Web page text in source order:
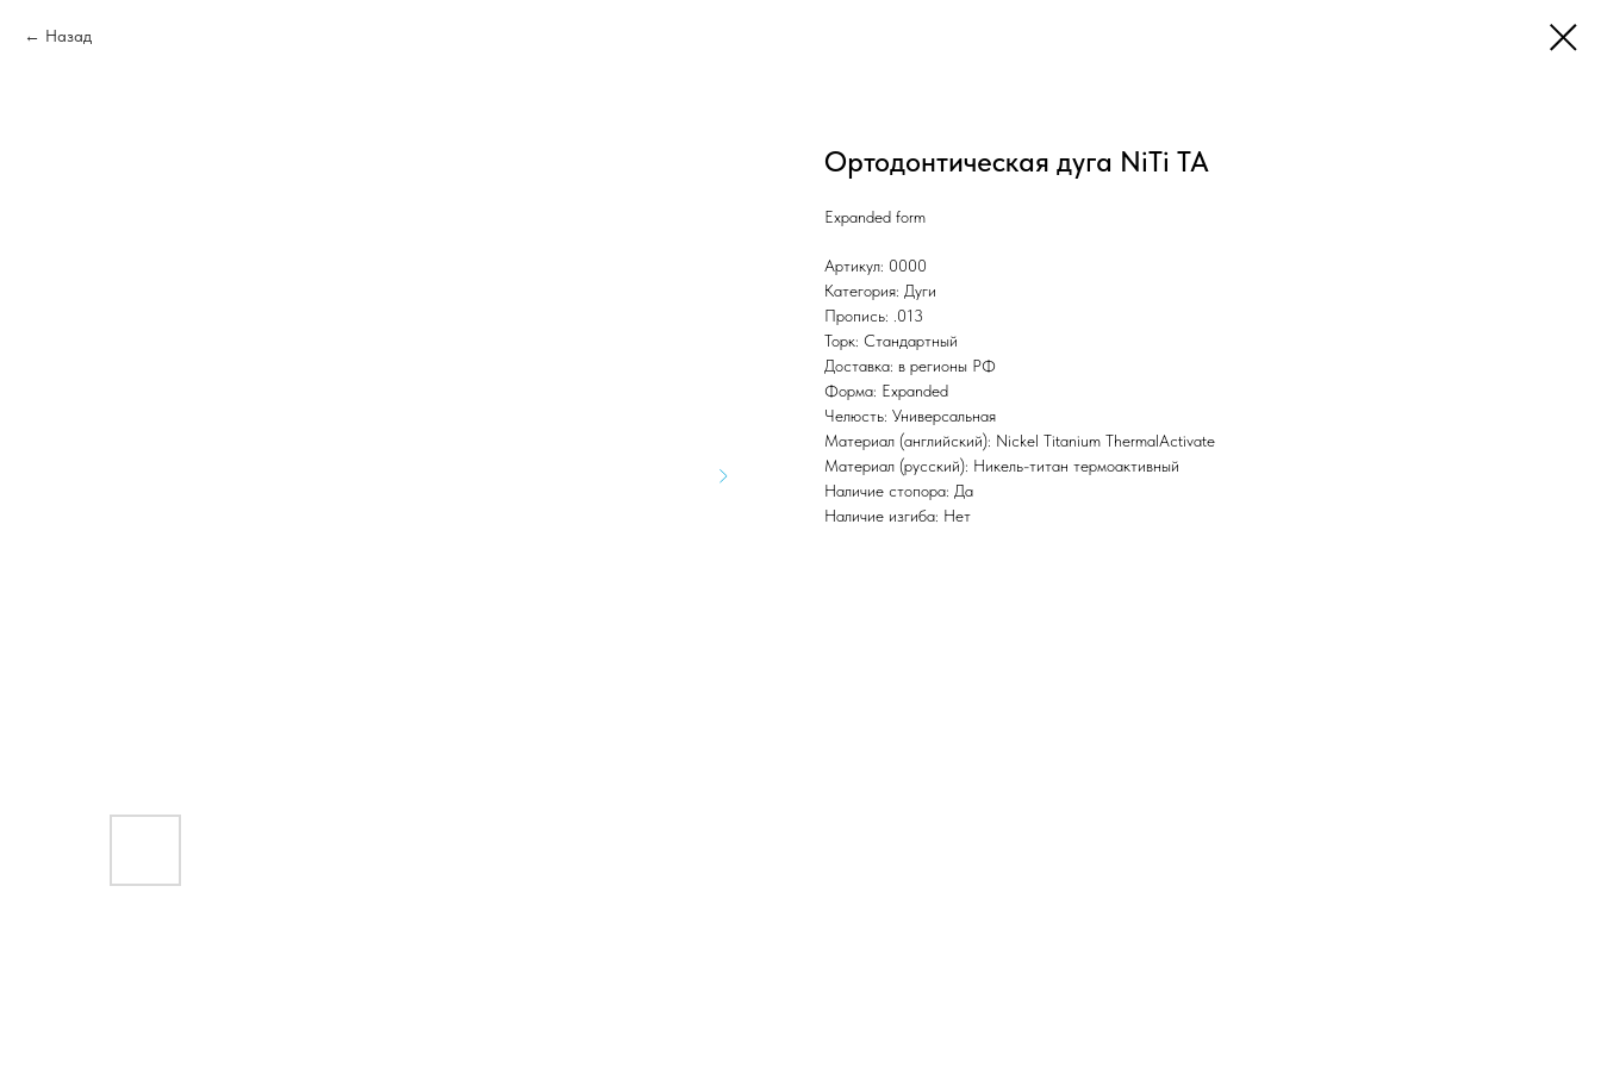
Назад
Ортодонтическая дуга NiTi TA
Expanded form
Артикул: 0000
Категория: Дуги
Пропись: .013
Торк: Стандартный
Доставка: в регионы РФ
Форма: Expanded
Челюсть: Универсальная
Материал (английский): Nickel Titanium ThermalActivate
Материал (русский): Никель-титан термоактивный
Наличие стопора: Да
Наличие изгиба: Нет